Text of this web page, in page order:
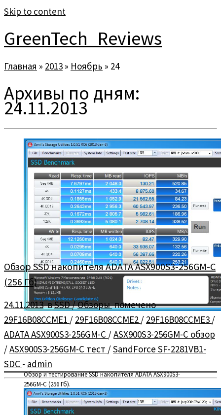
Skip to content
GreenTech_Reviews
Главная » 2013 » Ноябрь » 24
Архивы по дням:
24.11.2013
Обзор и тестирование SSD накопителя ADATA ASX900S3-
256GM-C (256 Гб).
Обзор SSD накопителя ADATA ASX900S3-256GM-C
(256 Гб)
24.11.2013вSSD/Обзорыпомечено
29F16B08CCME1 / 29F16B08CCME2 / 29F16B08CCME3 /
ADATA ASX900S3-256GM-C /ASX900S3-256GM-C обзор
/ASX900S3-256GM-C тест /SandForce SF-2281VB1-
SDC - admin